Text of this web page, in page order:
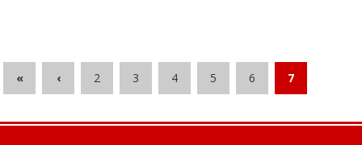
« ‹ 2 3 4 5 6 7